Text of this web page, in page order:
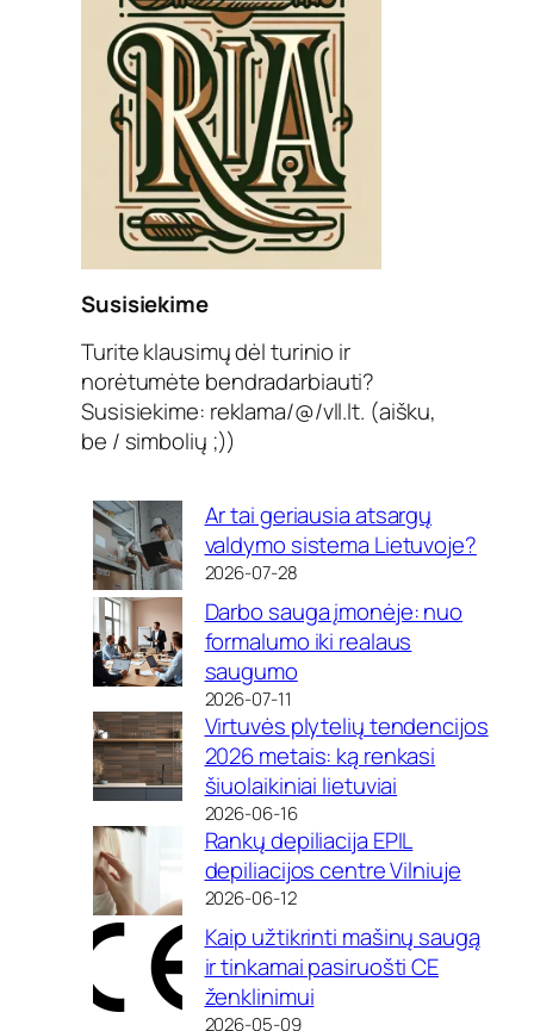
Susisiekime
Turite klausimų dėl turinio ir
norėtumėte bendradarbiauti?
Susisiekime: reklama/@/vll.lt. (aišku,
be / simbolių ;))
Ar tai geriausia atsargų
valdymo sistema Lietuvoje?
2026-07-28
Darbo sauga įmonėje: nuo
formalumo iki realaus
saugumo
2026-07-11
Virtuvės plytelių tendencijos
2026 metais: ką renkasi
šiuolaikiniai lietuviai
2026-06-16
Rankų depiliacija EPIL
depiliacijos centre Vilniuje
2026-06-12
Kaip užtikrinti mašinų saugą
ir tinkamai pasiruošti CE
ženklinimui
2026-05-09